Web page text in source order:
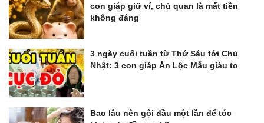
con giáp giữ ví, chủ quan là mất tiền
không đáng
3 ngày cuối tuần từ Thứ Sáu tới Chủ
Nhật: 3 con giáp Ăn Lộc Mẫu giàu to
Bao lâu nên gội đầu một lần để tóc